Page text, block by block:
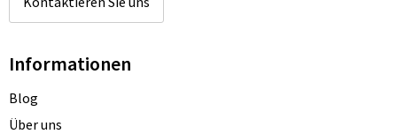
Informationen
Blog
Über uns